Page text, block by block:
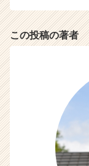
この投稿の著者